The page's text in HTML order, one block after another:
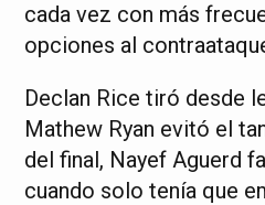
cada vez con más
opciones al
Declan Rice tiró desde
Mathew Ryan evitó el
del final, Nayef Aguerd
cuando solo tenía que